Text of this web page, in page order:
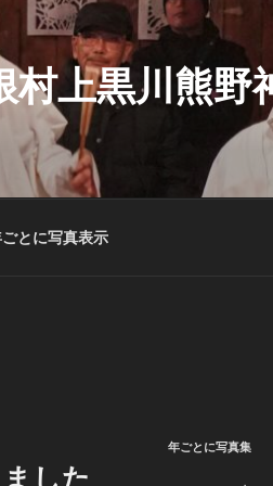
村上黒川熊野
とに写真表示
した
年ごとに写真集